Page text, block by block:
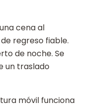
cena al
regreso fiable.
de noche. Se
un traslado
móvil funciona